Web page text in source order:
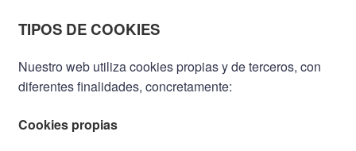
TIPOS DE COOKIES
Nuestro web utiliza cookies propias y de terceros, con
diferentes finalidades, concretamente:
Cookies propias